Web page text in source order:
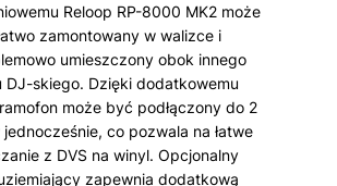
Reloop RP-8000 MK2 może
zamontowany w walizce i
umieszczony obok innego
DJ-skiego. Dzięki dodatkowemu
może być podłączony do 2
jednocześnie, co pozwala na łatwe
z DVS na winyl. Opcjonalny
zapewnia dodatkową